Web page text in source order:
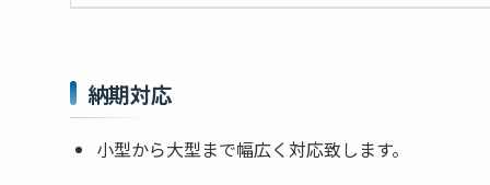
納期対応
小型から大型まで幅広く対応致します。